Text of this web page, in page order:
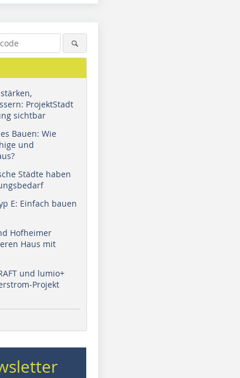
ProjektStadt
sichtbar
Bauen: Wie
und
Städte haben
E: Einfach bauen
Hofheimer
Haus mit
und lumio+
Projekt